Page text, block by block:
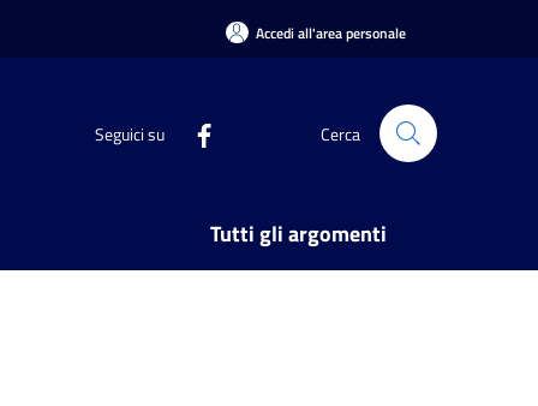
Accedi all'area personale
Seguici su Cerca
Tutti gli argomenti